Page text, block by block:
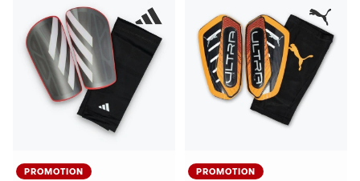
PROMOTION PROMOTION